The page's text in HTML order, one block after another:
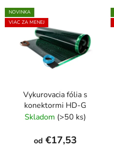
e
p
V
ý
NOVINKA
VIAC ZA MENEJ
Vykurovacia fólia s
konektormi HD-G
Skladom (>50 ks)
od €17,53